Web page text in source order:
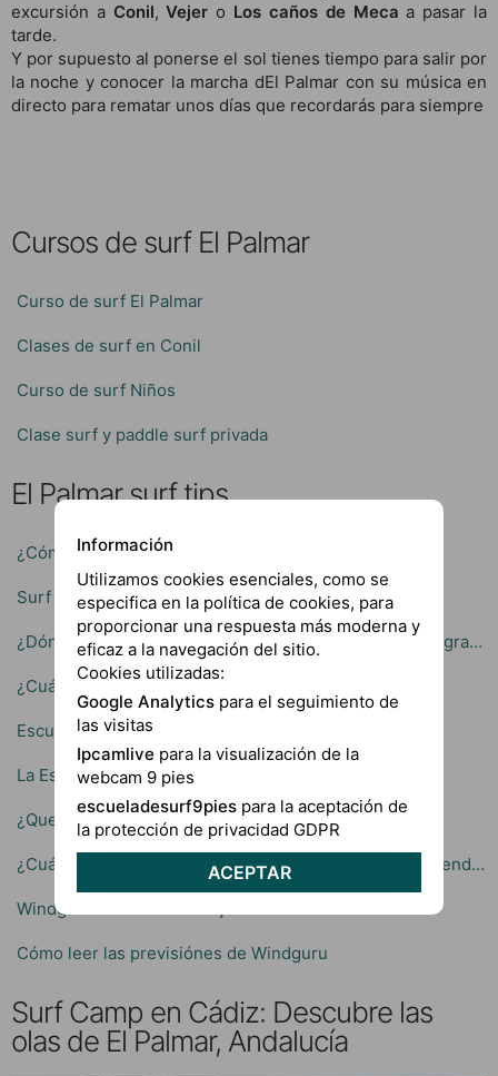
excursión a Conil,Vejer o Los caños de Meca a pasar la
tarde.
Y por supuesto al ponerse el sol tienes tiempo para salir por
la noche y conocer la marcha dEl Palmar con su música en
directo para rematar unos días que recordarás para siempre
Cursos de surf El Palmar
Curso de surf El Palmar
Clases de surf en Conil
Curso de surf Niños
Clase surf y paddle surf privada
El Palmar surf tips
¿Cómo saber cual es mi nivel de surf?
Surf adaptado en El Palmar
¿Dónde surfear cuando las olas en El Palmar son muy grandes?
¿Cuál es la edad ideal para iniciar en el Surf?
Escuela especializada en cursos de surf para niños
La Escuela de Surf con mas experiencia en El Palmar
¿Que hora es mejor para surfear en El Palmar?
¿Cuántos días de clases de surf se necesitan para aprender?
Windguru El Palmar de Vejer
Cómo leer las previsiónes de Windguru
Surf Camp en Cádiz: Descubre las
olas de El Palmar, Andalucía
Información
Utilizamos cookies esenciales, como se
especifica en la política de cookies, para
proporcionar una respuesta más moderna y
eficaz a la navegación del sitio.
Cookies utilizadas:
Google Analytics para el seguimiento de
las visitas
Ipcamlive para la visualización de la
webcam 9 pies
escueladesurf9pies para la aceptación de
la protección de privacidad GDPR
ACEPTAR